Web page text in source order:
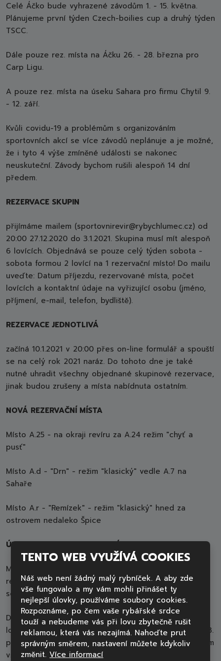
Celé Áčko bude vyhrazené závodům 1. - 15. května.
Plánujeme první týden Czech-boilies cup a druhý týden
TSCC.
Dále pouze rez. místa na Áčku 26. - 28. března pro
Carp Ligu.
A pouze rez. místa na úseku Sahara pro firmu Chytil 9.
- 12. září.
Kvůli covidu-19 a problémům s organizováním
sportovních akcí se více závodů neplánuje a je možné,
že i tyto 4 výše zmíněné události se nakonec
neuskuteční. Závody bychom rušili alespoň 14 dní
předem.
REZERVACE SKUPIN
přijímáme mailem (sportovnirevir@rybychlumec.cz) od
20:00 27.12.2020 do 3.1.2021. Skupina musí mít alespoň
6 lovících. Objednává se pouze celý týden sobota -
sobota formou 2 lovící na 1 rezervační místo! Do mailu
uveďte: Datum příjezdu, rezervované místa, počet
lovících a kontaktní údaje na vyřizující osobu (jméno,
příjmení, e-mail, telefon, bydliště).
REZERVACE JEDNOTLIVÁ
začíná 10.1.2021 v 20:00 přes on-line formulář a spouští
se na celý rok 2021 naráz. Do tohoto dne je také
nutné uhradit všechny objednané skupinové rezervace,
jinak budou zrušeny a místa nabídnuta ostatním.
NOVÁ REZERVAČNÍ MÍSTA
Místo A.25 - na okraji revíru za A.24 režim "chyť a
pusť"
Místo A.d - "Drn" - režim "klasický" vedle A.7 na
Sahaře
Místo A.r - "Remízek" - režim "klasický" hned za
ostrovem nedaleko Špice
ÚPRAVA PRAVIDEL REZERVACÍ
Místa A.5 - A.7; A.15 - A.17; Drn a Remízek se budou
rezervovat pouze v celých týdnech od soboty do
soboty! Jiné rezervace systém maže.
Drn je jako jediné místo na revíru vhodné pro 2 - 3
lovící a bude povinností bukovat vždy pro dva lovící (3.
povolenku bude možné dokoupit na místě). Připomínám
všechna ostatní místa jsou koncipovaná pro 2 lovící a
TENTO WEB VYUŽÍVÁ COOKIES
Náš web není žádný malý rybníček. A aby zde
vše fungovalo a my vám mohli přinášet ty
nejlepší úlovky, používáme soubory cookies.
Rozpoznáme, po čem vaše rybářské srdce
touží a nebudeme vás při lovu zbytečně rušit
reklamou, která vás nezajímá. Nahoďte prut
správným směrem, nastavení můžete kdykoliv
změnit.Více informací